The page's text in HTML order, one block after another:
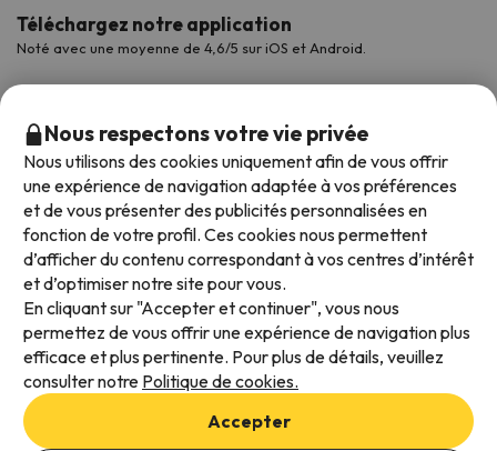
Téléchargez notre application
Noté avec une moyenne de 4,6/5 sur iOS et Android.
Modes de paiement disponibles
Conditions générales d'utilisation
Protection des données
Nous respectons votre vie privée
Nous utilisons des cookies uniquement afin de vous offrir
une expérience de navigation adaptée à vos préférences
et de vous présenter des publicités personnalisées en
fonction de votre profil. Ces cookies nous permettent
d’afficher du contenu correspondant à vos centres d’intérêt
et d’optimiser notre site pour vous.
En cliquant sur "Accepter et continuer", vous nous
permettez de vous offrir une expérience de navigation plus
efficace et plus pertinente. Pour plus de détails, veuillez
consulter notre Politique de cookies.
Accepter